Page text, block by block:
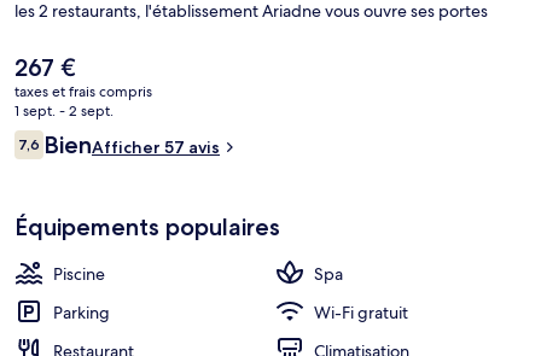
les 2 restaurants, l'établissement Ariadne vous ouvre ses portes
internationale. Cet hébergement de luxe abrite en outre 2 bars en
bord de piscine, un bar à la plage et une salle de fitness. Les autres
voyageurs ne tarissent pas d'éloges en ce qui concerne la
présentation générale.
Le
prix
actuel
est
de
267 €
taxes et frais compris
1 sept. - 2 sept.
Avis
voyageurs
7,67,6 sur 10
BienAfficher 57 avis
Équipements populaires
Piscine
Spa
Parking
Wi-Fi gratuit
Restaurant
Climatisation